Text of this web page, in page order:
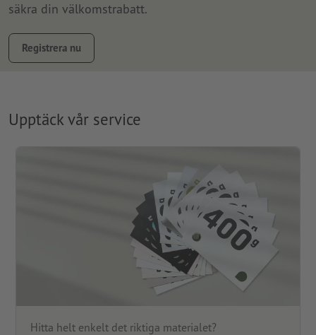
säkra din välkomstrabatt.
Registrera nu
Upptäck vår service
Hitta helt enkelt det riktiga materialet?